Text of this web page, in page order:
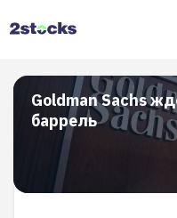
Goldman Sachs
баррель